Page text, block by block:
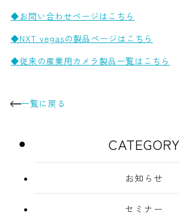
◆お問い合わせページはこちら
◆NXT vegasの製品ページはこちら
◆従来の産業用カメラ製品一覧はこちら
一覧に戻る
CATEGORY
お知らせ
セミナー